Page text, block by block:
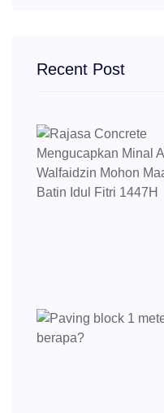
Recent Post